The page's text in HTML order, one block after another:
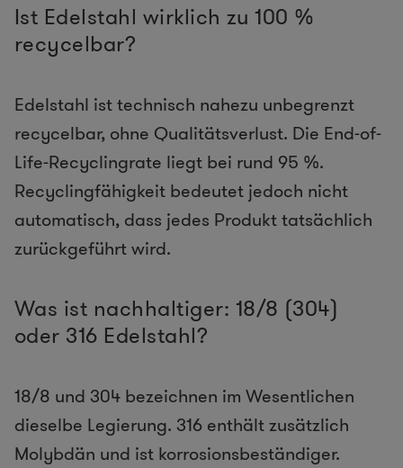
Ist Edelstahl wirklich zu 100 %
recycelbar?
Edelstahl ist technisch nahezu unbegrenzt
recycelbar, ohne Qualitätsverlust. Die End-of-
Life-Recyclingrate liegt bei rund 95 %.
Recyclingfähigkeit bedeutet jedoch nicht
automatisch, dass jedes Produkt tatsächlich
zurückgeführt wird.
Was ist nachhaltiger: 18/8 (304)
oder 316 Edelstahl?
18/8 und 304 bezeichnen im Wesentlichen
dieselbe Legierung. 316 enthält zusätzlich
Molybdän und ist korrosionsbeständiger.